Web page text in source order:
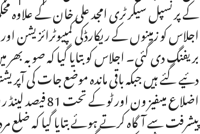
کے پرنسپل سیکرٹری امجد علی خان کے علاوہ
اجلاس کو زمینوں کے ریکارڈکی
اضلاع میںفیز
پیشرفت سے آگاہ کرتے ہوئے بتایا گیا کہ ضلع